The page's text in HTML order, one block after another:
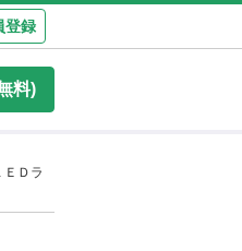
登録
料)
Ｄラ